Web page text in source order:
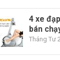
4 xe
bán
Tháng Tư